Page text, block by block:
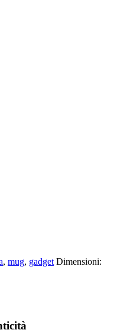
, mug, gadget Dimensioni: